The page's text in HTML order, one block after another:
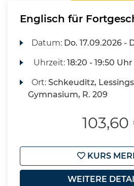
Englisch für
Datum: Do. 17.09.2026 -
Uhrzeit:18:20 - 19:50 Uhr
Ort:Schkeuditz,
Gymnasium, R. 209
KURS
WEITERE